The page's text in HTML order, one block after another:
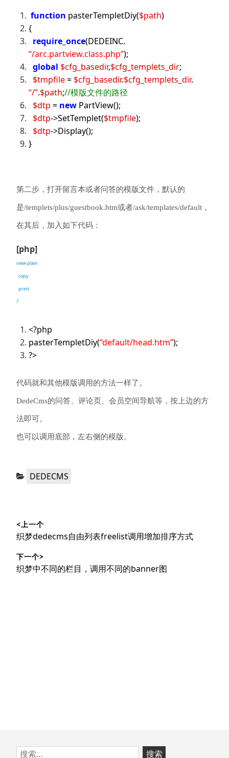
function pasterTempletDiy($path)
{
require_once(DEDEINC.
“/arc.partview.class.php”);
global $cfg_basedir,$cfg_templets_dir;
$tmpfile= $cfg_basedir.$cfg_templets_dir.
“/”.$path;//模版文件的路径
$dtp = new PartView();
$dtp->SetTemplet($tmpfile);
$dtp->Display();
}
第二步，打开留言本或者问答的模版文件，默认的
是/templets/plus/guestbook.htm或者/ask/templates/default，
在其后，加入如下代码：
[php]
view plain
copy
print
?
<?php
pasterTempletDiy(“default/head.htm”);
?>
代码就和其他模版调用的方法一样了。
DedeCms的问答、评论页、会员空间导航等，按上边的方
法即可。
也可以调用底部，左右侧的模版。
分
DEDECMS
章
导
航
<上一个
上
文
章：
织梦dedecms自由列表freelist调用增加排序方式
下一个>
下
织梦中不同的栏目，调用不同的banner图
跳
搜